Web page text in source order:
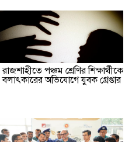
রাজশাহীতে পঞ্চম শ্রেণির শিক্ষার্থীকে
বলাৎকারের অভিযোগে যুবক গ্রেপ্তার